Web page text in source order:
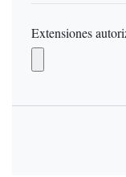
Extensiones